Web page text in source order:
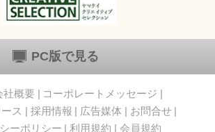
PC版で見る
社概要
コーポレートメッセージ
ス
採用情報 広告媒体
お問合せ
ーポリシー
利用規約 会員規約